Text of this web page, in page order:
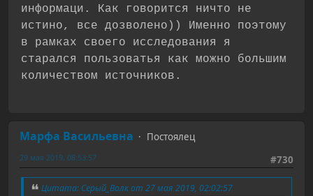
информаци. Как говорится ничто не
истино, все дозволено)) Именно поэтому
в рамках своего исследования я
старался пользоватья как можно большим
количеством источников.
Марфа Васильевна
Постоялец
#730
29 мая 2019, 08:53:57
Цитата: Серый_Волк от 27 мая 2019, 02:02:57